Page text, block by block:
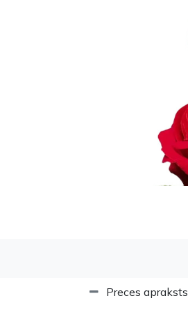
Preces apraksts